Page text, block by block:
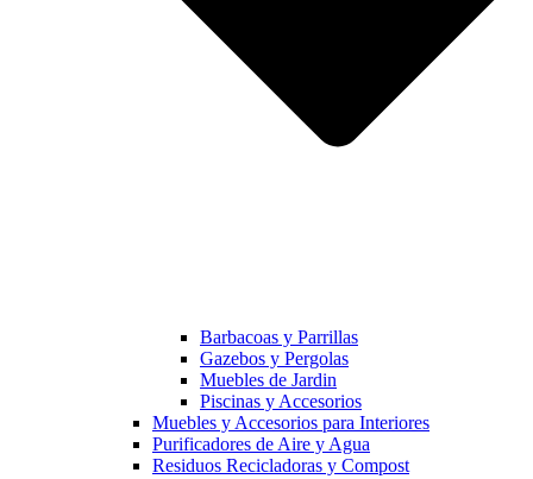
Barbacoas y Parrillas
Gazebos y Pergolas
Muebles de Jardin
Piscinas y Accesorios
Muebles y Accesorios para Interiores
Purificadores de Aire y Agua
Residuos Recicladoras y Compost